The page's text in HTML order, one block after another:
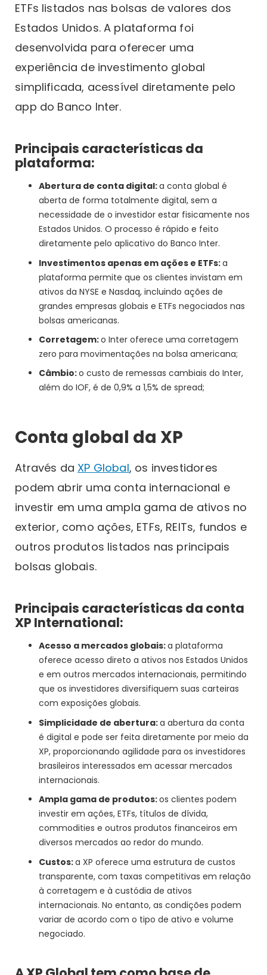
ETFs listados nas bolsas de valores dos
Estados Unidos. A plataforma foi
desenvolvida para oferecer uma
experiência de investimento global
simplificada, acessível diretamente pelo
app do Banco Inter.
Principais características da
plataforma:
Abertura de conta digital:a conta global é
aberta de forma totalmente digital, sem a
necessidade de o investidor estar fisicamente nos
Estados Unidos. O processo é rápido e feito
diretamente pelo aplicativo do Banco Inter.
Investimentos apenas em ações e ETFs:a
plataforma permite que os clientes invistam em
ativos da NYSE e Nasdaq, incluindo ações de
grandes empresas globais e ETFs negociados nas
bolsas americanas.
Corretagem:o Inter oferece uma corretagem
zero para movimentações na bolsa americana;
Câmbio:o custo de remessas cambiais do Inter,
além do IOF, é de 0,9% a 1,5% de spread;
Conta global da XP
Através da XP Global, os investidores
podem abrir uma conta internacional e
investir em uma ampla gama de ativos no
exterior, como ações, ETFs, REITs, fundos e
outros produtos listados nas principais
bolsas globais.
Principais características da conta
XP International:
Acesso a mercados globais:a plataforma
oferece acesso direto a ativos nos Estados Unidos
e em outros mercados internacionais, permitindo
que os investidores diversifiquem suas carteiras
com exposições globais.
Simplicidade de abertura:a abertura da conta
é digital e pode ser feita diretamente por meio da
XP, proporcionando agilidade para os investidores
brasileiros interessados em acessar mercados
internacionais.
Ampla gama de produtos:os clientes podem
investir em ações, ETFs, títulos de dívida,
commodities e outros produtos financeiros em
diversos mercados ao redor do mundo.
Custos:a XP oferece uma estrutura de custos
transparente, com taxas competitivas em relação
à corretagem e à custódia de ativos
internacionais. No entanto, as condições podem
variar de acordo com o tipo de ativo e volume
negociado.